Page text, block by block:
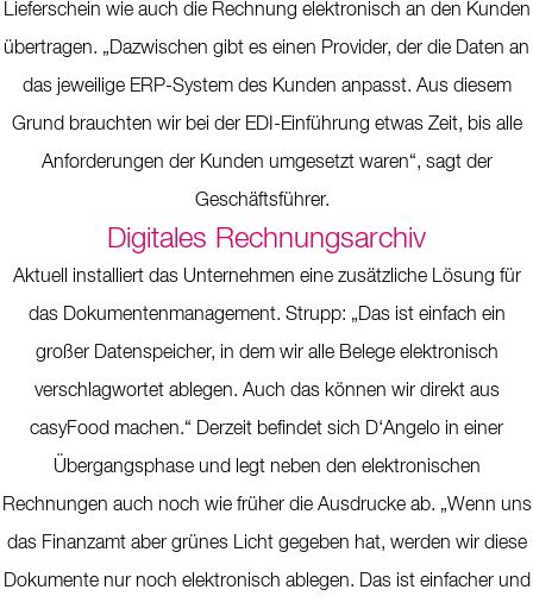
Lieferschein wie auch die Rechnung elektronisch an den Kunden
übertragen. „Dazwischen gibt es einen Provider, der die Daten an
das jeweilige ERP-System des Kunden anpasst. Aus diesem
Grund brauchten wir bei der EDI-Einführung etwas Zeit, bis alle
Anforderungen der Kunden umgesetzt waren“, sagt der
Geschäftsführer.
Digitales Rechnungsarchiv
Aktuell installiert das Unternehmen eine zusätzliche Lösung für
das Dokumentenmanagement. Strupp: „Das ist einfach ein
großer Datenspeicher, in dem wir alle Belege elektronisch
verschlagwortet ablegen. Auch das können wir direkt aus
casyFood machen.“ Derzeit befindet sich D‘Angelo in einer
Übergangsphase und legt neben den elektronischen
Rechnungen auch noch wie früher die Ausdrucke ab. „Wenn uns
das Finanzamt aber grünes Licht gegeben hat, werden wir diese
Dokumente nur noch elektronisch ablegen. Das ist einfacher und